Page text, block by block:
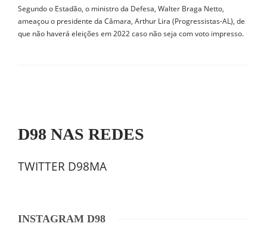
Segundo o Estadão, o ministro da Defesa, Walter Braga Netto,
ameaçou o presidente da Câmara, Arthur Lira (Progressistas-AL), de
que não haverá eleições em 2022 caso não seja com voto impresso.
D98 NAS REDES
TWITTER D98MA
INSTAGRAM D98